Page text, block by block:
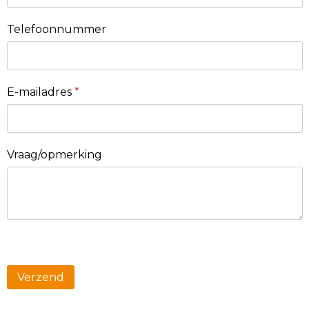
Telefoonnummer
E-mailadres *
Vraag/opmerking